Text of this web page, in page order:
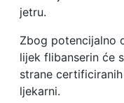
jetru.
Zbog potencijalno
lijek flibanserin će
strane
ljekarni.